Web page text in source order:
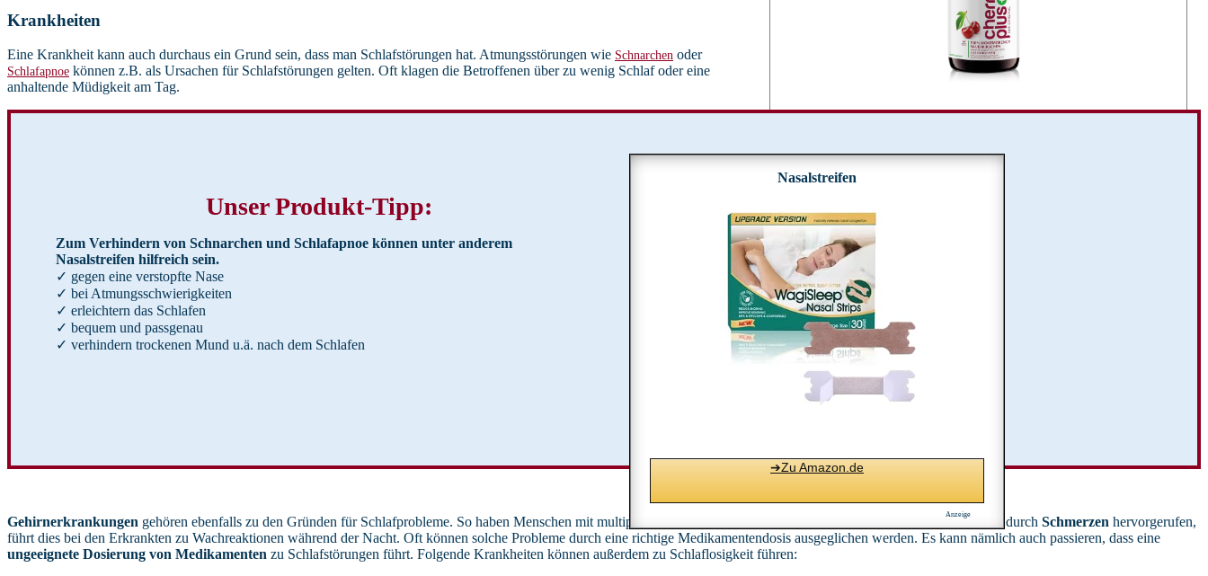
Krankheiten
Eine Krankheit kann auch durchaus ein Grund sein, dass man Schlafstörungen hat. Atmungsstörungen wie Schnarchen oder
Schlafapnoe können z.B. als Ursachen für Schlafstörungen gelten. Oft klagen die Betroffenen über zu wenig Schlaf oder eine
anhaltende Müdigkeit am Tag.
Unser Produkt-Tipp:
Zum Verhindern von Schnarchen und Schlafapnoe können unter anderem
Nasalstreifen hilfreich sein.
✓ gegen eine verstopfte Nase
✓ bei Atmungsschwierigkeiten
✓ erleichtern das Schlafen
✓ bequem und passgenau
✓ verhindern trockenen Mund u.ä. nach dem Schlafen
Nasalstreifen
➔Zu Amazon.de
Anzeige
Gehirnerkrankungen gehören ebenfalls zu den Gründen für Schlafprobleme. So haben Menschen mit multipler Sklerose oder Parkinson einen leichteren Schlaf. Insbesondere durch Schmerzen hervorgerufen,
führt dies bei den Erkrankten zu Wachreaktionen während der Nacht. Oft können solche Probleme durch eine richtige Medikamentendosis ausgeglichen werden. Es kann nämlich auch passieren, dass eine
ungeeignete Dosierung von Medikamenten zu Schlafstörungen führt. Folgende Krankheiten können außerdem zu Schlaflosigkeit führen: